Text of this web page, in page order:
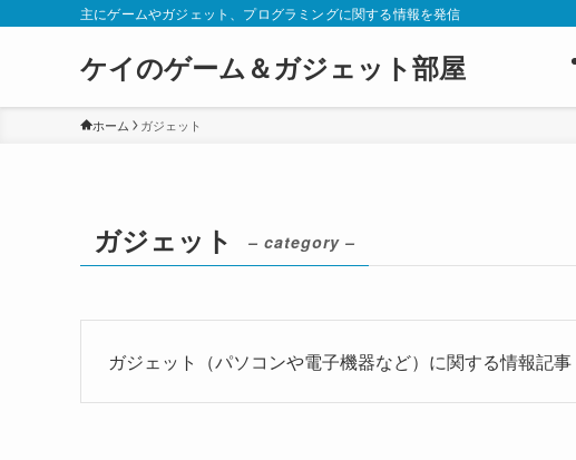
主にゲームやガジェット、プログラミングに関する情報を発信
ケイのゲーム＆ガジェット部屋
ホーム ガジェット
ガジェット – category –
ガジェット（パソコンや電子機器など）に関する情報記事